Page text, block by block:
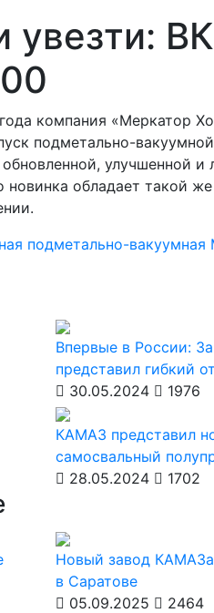
увезти:
компания «Меркатор
подметально-
улучшенной
новинка обладает такой
подметально-вакуумная
Впервые в России:
представил гибкий
30.05.2024
1976
КАМАЗ представил
самосвальный
28.05.2024
1702
Новый завод КАМАЗа
в Саратове
05.09.2025
2464